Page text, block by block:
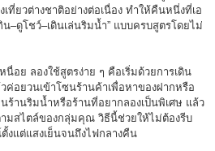
ที่ยวต่างชาติอย่างต่อเนื่อง ทำให้คืนหนึ่งที่เอ
–ดูโชว์–เดินเล่นริมน้ำ” แบบครบสูตรโดยไม่
อย ลองใช้สูตรง่าย ๆ คือเริ่มด้วยการเดิน
ค่อยวนเข้าโซนร้านค้าเพื่อหาของฝากหรือ
ร้านริมน้ำหรือร้านที่อยากลองเป็นพิเศษ แล้ว
ามสไตล์ของกลุ่มคุณ วิธีนี้ช่วยให้ไม่ต้องรีบ
งแต่แสงเย็นจนถึงไฟกลางคืน